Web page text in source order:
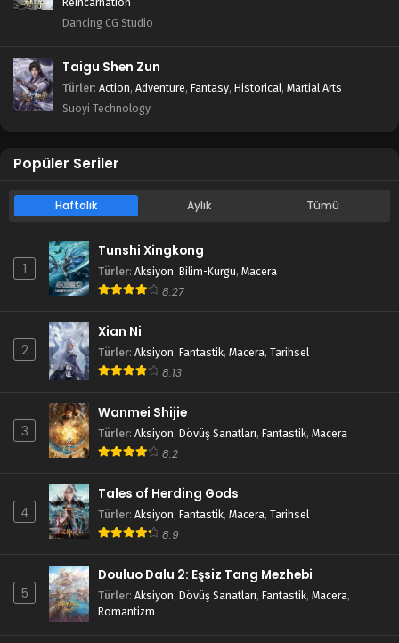
Dancing CG Studio
Taigu Shen Zun
Türler: Action, Adventure, Fantasy, Historical, Martial Arts
Suoyi Technology
Popüler Seriler
Haftalık Aylık Tümü
1
Tunshi Xingkong
Türler: Aksiyon, Bilim-Kurgu, Macera
8.27
2
Xian Ni
Türler: Aksiyon, Fantastik, Macera, Tarihsel
8.13
3
Wanmei Shijie
Türler: Aksiyon, Dövüş Sanatları, Fantastik, Macera
8.2
4
Tales of Herding Gods
Türler: Aksiyon, Fantastik, Macera, Tarihsel
8.9
5
Douluo Dalu 2: Eşsiz Tang Mezhebi
Türler: Aksiyon, Dövüş Sanatları, Fantastik, Macera,
Romantizm